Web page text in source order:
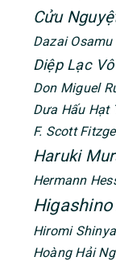
Cửu
Dazai Osamu
Diệp Lạc
Don Miguel
Dưa Hấu Hạt
F. Scott
Haruki
Hermann
Hiromi Shinya
Hoàng Hải